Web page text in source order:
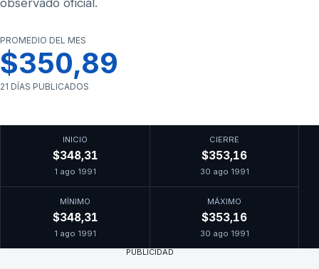
observado oficial.
PROMEDIO DEL MES
$350,89
21 DÍAS PUBLICADOS
INICIO
$348,31
1 ago 1991
CIERRE
$353,16
30 ago 1991
MÍNIMO
$348,31
1 ago 1991
MÁXIMO
$353,16
30 ago 1991
PUBLICIDAD